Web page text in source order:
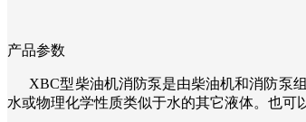
产品参数
XBC型柴油机消防泵是由柴油机和消防泵组
水或物理化学性质类似于水的其它液体。也可